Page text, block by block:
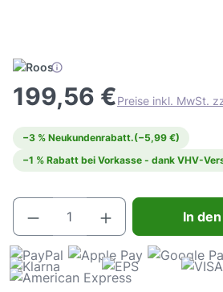
Tiefpreis Garantie
199,56 €Preise inkl. MwSt.
−3 % Neukundenrabatt.(−5,99 €)
−1 % Rabatt bei Vorkasse - dank VHV-
Produkt Anzahl:
In